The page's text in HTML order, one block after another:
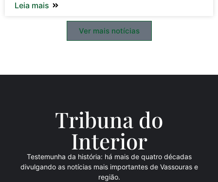
Leia mais
Ver mais notícias
Tribuna do
Interior
Testemunha da história: há mais de quatro décadas
divulgando as notícias mais importantes de Vassouras e
região.